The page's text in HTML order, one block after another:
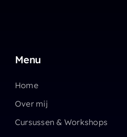
Menu
Home
Over mij
Cursussen & Workshops